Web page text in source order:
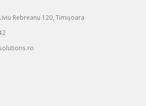
Rebreanu 120, Timișoara